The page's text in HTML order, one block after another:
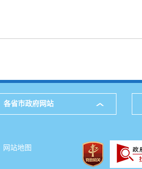
各省市政府网站
网站地图